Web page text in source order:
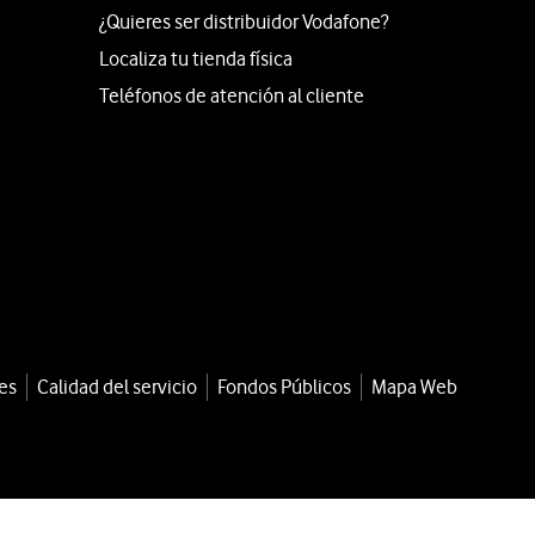
¿Quieres ser distribuidor Vodafone?
Localiza tu tienda física
Teléfonos de atención al cliente
Calidad del servicio Fondos Públicos
Mapa Web